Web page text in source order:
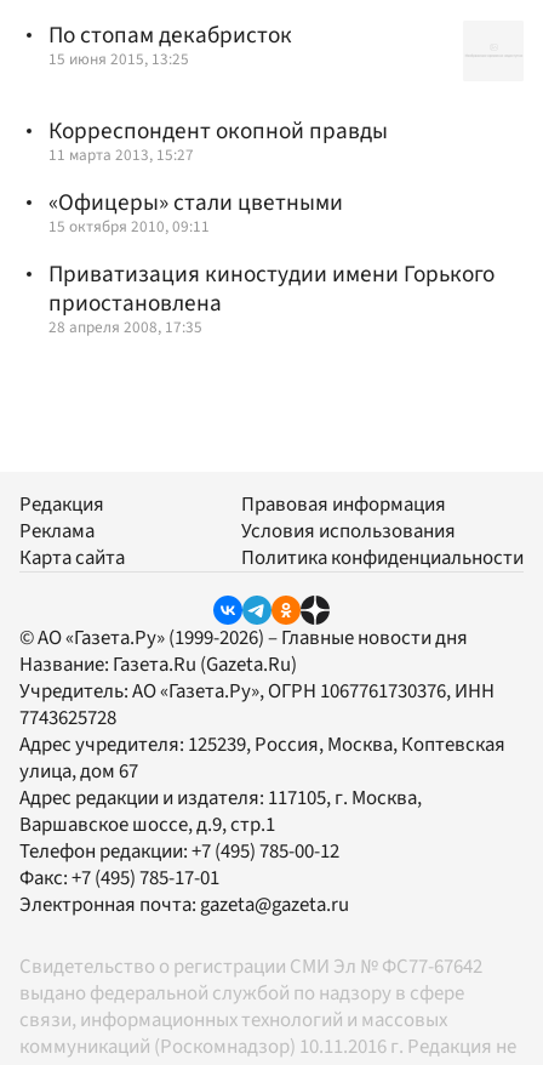
По стопам декабристок
15 июня 2015, 13:25
Корреспондент окопной правды
11 марта 2013, 15:27
«Офицеры» стали цветными
15 октября 2010, 09:11
Приватизация киностудии имени Горького
приостановлена
28 апреля 2008, 17:35
Редакция
Реклама
Карта сайта
Правовая информация
Условия использования
Политика конфиденциальности
© АО «Газета.Ру» (1999-2026) – Главные новости дня
Название: Газета.Ru (Gazeta.Ru)
Учредитель:АО «Газета.Ру», ОГРН 1067761730376, ИНН
7743625728
Адрес учредителя: 125239, Россия, Москва, Коптевская
улица, дом 67
Адрес редакции и издателя: 117105, г. Москва,
Варшавское шоссе, д.9, стр.1
Телефон редакции:+7 (495) 785-00-12
Факс:+7 (495) 785-17-01
Электронная почта:gazeta@gazeta.ru
Свидетельство о регистрации СМИ Эл № ФС77-67642
выдано федеральной службой по надзору в сфере
связи, информационных технологий и массовых
коммуникаций (Роскомнадзор) 10.11.2016 г. Редакция не